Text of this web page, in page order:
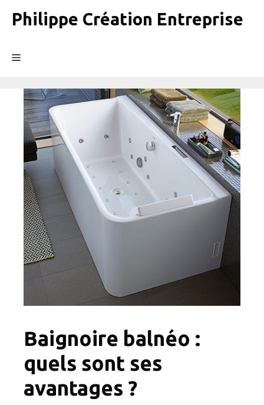
Philippe Création Entreprise
Menu
Baignoire balnéo :
quels sont ses
avantages ?